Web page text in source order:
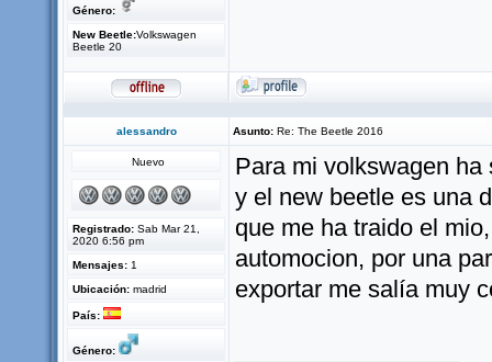
Género:
New Beetle:Volkswagen
Beetle 20
alessandro Asunto: Re: The Beetle 2016
Nuevo
Registrado: Sab Mar 21,
2020 6:56 pm
Mensajes: 1
Ubicación: madrid
País:
Género:
Para mi volkswagen
y el new beetle es una
que me ha traido el
automocion, por una
exportar me salía muy